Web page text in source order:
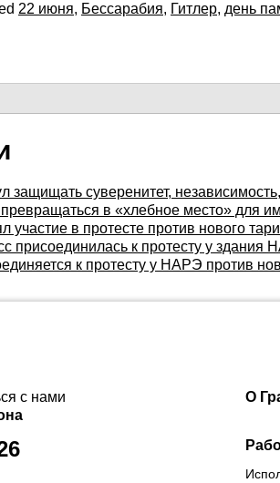
22 июня, Бессарабия, Гитлер, день
суверенитет,
в «хлебное место» для
участие в протесте против нового
присоединилась к протесту у
к протесту у НАРЭ против
с нами
О